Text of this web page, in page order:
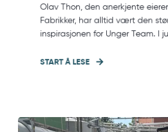
Olav Thon, den anerkjente
Fabrikker, har alltid vært den
inspirasjonen for Unger Team. I
START Å LESE